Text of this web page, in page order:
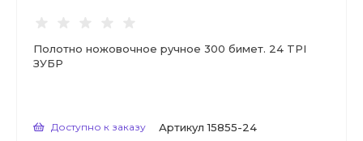
Полотно ножовочное ручное 300 бимет. 24 TPI
ЗУБР
Доступно к заказу Артикул 15855-24